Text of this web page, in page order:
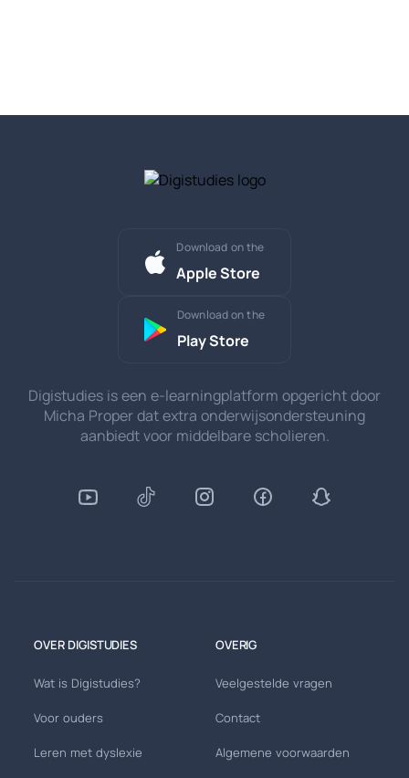
Download on the
Apple Store
Download on the
Play Store
Digistudies is een e-learningplatform opgericht door
Micha Proper dat extra onderwijsondersteuning
aanbiedt voor middelbare scholieren.
OVER DIGISTUDIES
Wat is Digistudies?
Voor ouders
Leren met dyslexie
OVERIG
Veelgestelde vragen
Contact
Algemene voorwaarden